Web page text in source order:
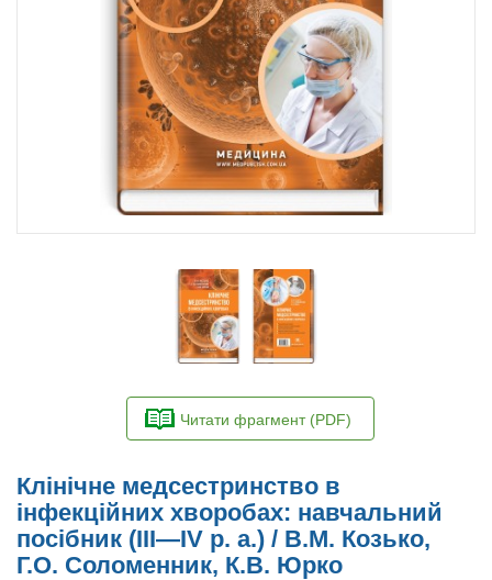
Читати фрагмент (PDF)
Клінічне медсестринство в
інфекційних хворобах: навчальний
посібник (ІІІ—IV р. а.) / В.М. Козько,
Г.О. Соломенник, К.В. Юрко